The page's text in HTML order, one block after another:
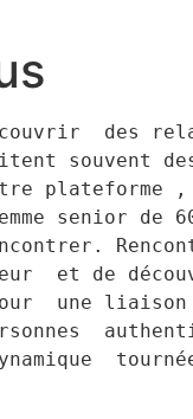
souvent
plateforme ,
senior de
et de
une liaison